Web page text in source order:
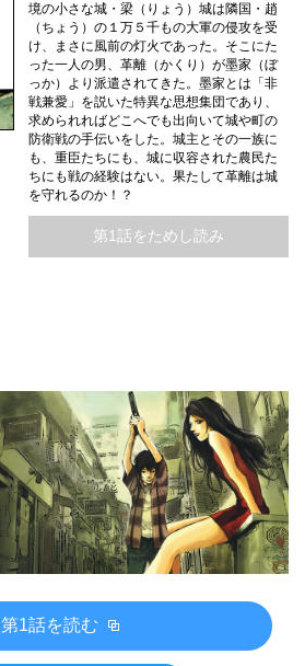
境の小さな城・梁（りょう）城は隣国・趙
（ちょう）の１万５千もの大軍の侵攻を受
け、まさに風前の灯火であった。そこにた
った一人の男、革離（かくり）が墨家（ぼ
っか）より派遣されてきた。墨家とは「非
戦兼愛」を説いた特異な思想集団であり、
求められればどこへでも出向いて城や町の
防衛戦の手伝いをした。城主とその一族に
も、重臣たちにも、城に収容された農民た
ちにも戦の経験はない。果たして革離は城
を守れるのか！？
第1話をためし読み
第1話を読む